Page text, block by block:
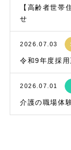
【高齢者世帯
せ
2026.07.03
令和9年度採
2026.07.01
介護の職場体